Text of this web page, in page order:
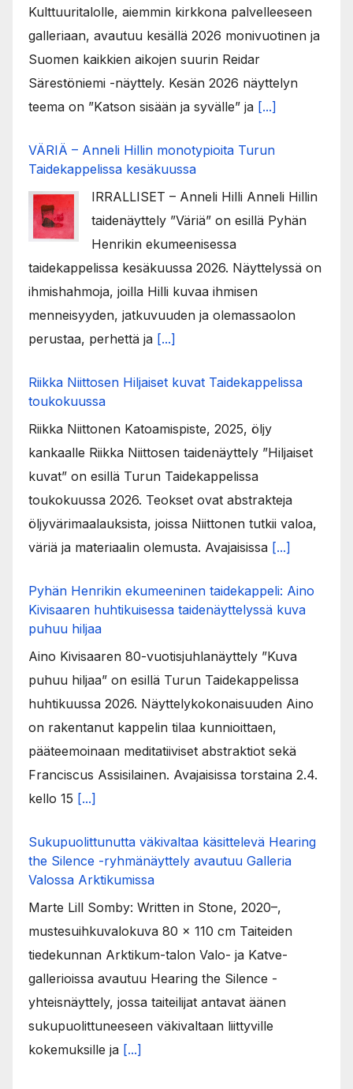
Kulttuuritalolle, aiemmin kirkkona palvelleeseen
galleriaan, avautuu kesällä 2026 monivuotinen ja
Suomen kaikkien aikojen suurin Reidar
Särestöniemi -näyttely. Kesän 2026 näyttelyn
teema on ”Katson sisään ja syvälle” ja [...]
VÄRIÄ – Anneli Hillin monotypioita Turun
Taidekappelissa kesäkuussa
IRRALLISET – Anneli Hilli Anneli Hillin
taidenäyttely ”Väriä” on esillä Pyhän
Henrikin ekumeenisessa
taidekappelissa kesäkuussa 2026. Näyttelyssä on
ihmishahmoja, joilla Hilli kuvaa ihmisen
menneisyyden, jatkuvuuden ja olemassaolon
perustaa, perhettä ja [...]
Riikka Niittosen Hiljaiset kuvat Taidekappelissa
toukokuussa
Riikka Niittonen Katoamispiste, 2025, öljy
kankaalle Riikka Niittosen taidenäyttely ”Hiljaiset
kuvat” on esillä Turun Taidekappelissa
toukokuussa 2026. Teokset ovat abstrakteja
öljyvärimaalauksista, joissa Niittonen tutkii valoa,
väriä ja materiaalin olemusta. Avajaisissa [...]
Pyhän Henrikin ekumeeninen taidekappeli: Aino
Kivisaaren huhtikuisessa taidenäyttelyssä kuva
puhuu hiljaa
Aino Kivisaaren 80-vuotisjuhlanäyttely ”Kuva
puhuu hiljaa” on esillä Turun Taidekappelissa
huhtikuussa 2026. Näyttelykokonaisuuden Aino
on rakentanut kappelin tilaa kunnioittaen,
pääteemoinaan meditatiiviset abstraktiot sekä
Franciscus Assisilainen. Avajaisissa torstaina 2.4.
kello 15 [...]
Sukupuolittunutta väkivaltaa käsittelevä Hearing
the Silence -ryhmänäyttely avautuu Galleria
Valossa Arktikumissa
Marte Lill Somby: Written in Stone, 2020–,
mustesuihkuvalokuva 80 x 110 cm Taiteiden
tiedekunnan Arktikum-talon Valo- ja Katve-
gallerioissa avautuu Hearing the Silence -
yhteisnäyttely, jossa taiteilijat antavat äänen
sukupuolittuneeseen väkivaltaan liittyville
kokemuksille ja [...]